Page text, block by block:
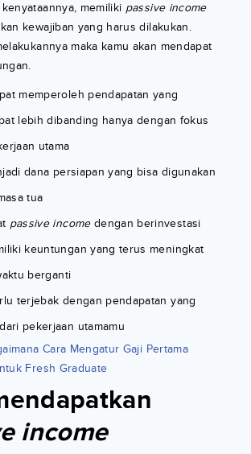
memiliki passive income
kewajiban yang harus dilakukan.
maka kamu akan mendapat
memperoleh pendapatan yang
lebih dibanding hanya dengan fokus
utama
dana persiapan yang bisa digunakan
tua
passive incomedengan berinvestasi
keuntungan yang terus meningkat
berganti
terjebak dengan pendapatan yang
pekerjaan utamamu
Cara Mengatur Gaji Pertama
Fresh Graduate
income